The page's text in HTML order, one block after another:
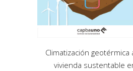
Climatización geotérmica
vivienda sustentable